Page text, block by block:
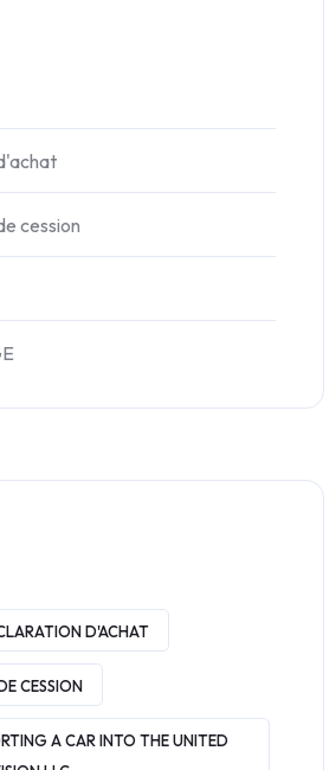
cession
D'ACHAT
CESSION
A CAR INTO THE UNITED